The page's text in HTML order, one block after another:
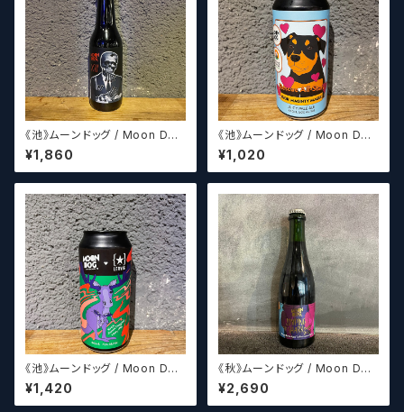
《池》ムーンドッグ / Moon Dog
XII
¥1,860
《池》ムーンドッグ / Moon Dog
Rescue All Stars(パッケージ
デザイン8種からランダムに発送
させていただきます。)
¥1,020
《池》ムーンドッグ / Moon Dog
Mooseroo
¥1,420
《秋》ムーンドッグ / Moon Dog
Jumping The Shark 2013
¥2,690